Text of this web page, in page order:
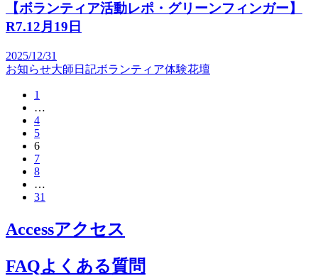
【ボランティア活動レポ・グリーンフィンガー】
R7.12月19日
2025/12/31
お知らせ大師日記ボランティア体験花壇
1
…
4
5
6
7
8
…
31
Accessアクセス
FAQよくある質問